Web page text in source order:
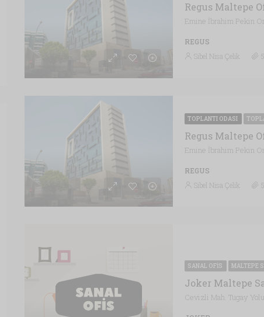
Regus Maltepe
REGUS
Sibel Nisa Çelik
TOPLANTI ODASI
Regus Maltepe
REGUS
Sibel Nisa Çelik
SANAL OFIS MALTEPE
Joker Maltepe